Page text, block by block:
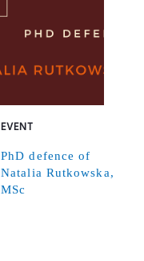
EVENT
PhD defence of
Natalia Rutkowska,
MSc